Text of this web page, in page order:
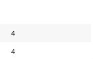
4
4